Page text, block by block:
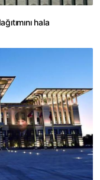
hala